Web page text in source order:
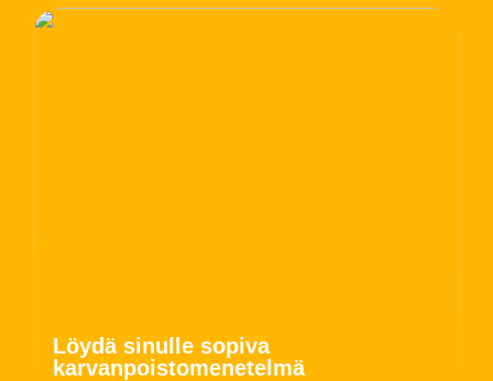
Löydä sinulle sopiva
karvanpoistomenetelmä